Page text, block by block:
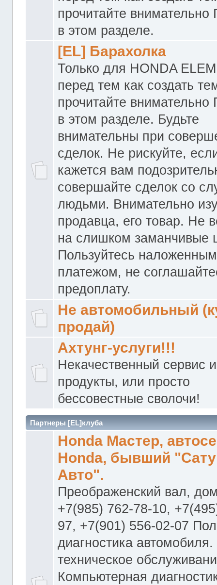
прочитайте
в этом разделе.
[EL] Барахолка
Только для HONDA
перед тем как создать
прочитайте
в этом разделе. Будьте
внимательны при
сделок. Не рискуйте,
кажется вам
совершайте сделок со
людьми. Внимательно
продавца, его товар. Не
на слишком заманчивые
Пользуйтесь наложенным
платежом, не
предоплату.
Не автомобильный
продай)
Ахтунг-услуги!!!
Некачественный сервис и
продукты, или просто
бессовестные сволочи!
Партнеры [EL]клуба
Honda Мастер,
Honda, бывший
Авто".
Преображенский вал,
+7(985) 762-78-10,
97, +7(901) 556-02-07
диагностика
техническое
Компьютерная